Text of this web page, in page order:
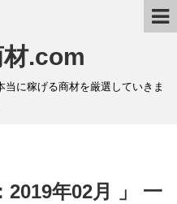
.com
に稼げる商材を厳選していきま
2019年02月 」 一